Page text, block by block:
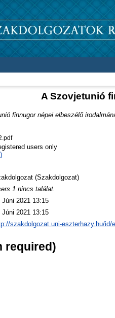
A Szovjetunió
finnugor népei elbeszélő
users only
(Szakdolgozat)
1 nincs találat.
Júni 2021 13:15
Júni 2021 13:15
szakdolgozat.uni-eszterhazy.hu/id/
required)